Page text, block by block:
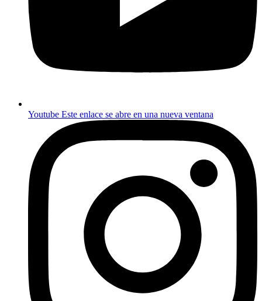
Youtube Este enlace se abre en una nueva ventana